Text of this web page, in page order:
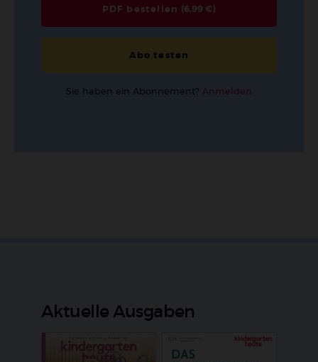
PDF bestellen (6,99 €)
Abo testen
Sie haben ein Abonnement? Anmelden
Aktuelle Ausgaben